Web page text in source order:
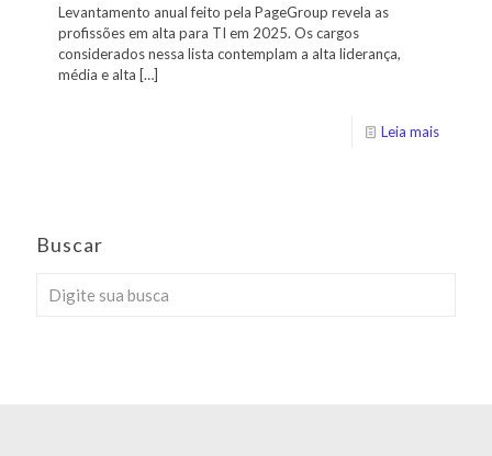
Levantamento anual feito pela PageGroup revela as
profissões em alta para TI em 2025. Os cargos
considerados nessa lista contemplam a alta liderança,
média e alta […]
Leia mais
Buscar